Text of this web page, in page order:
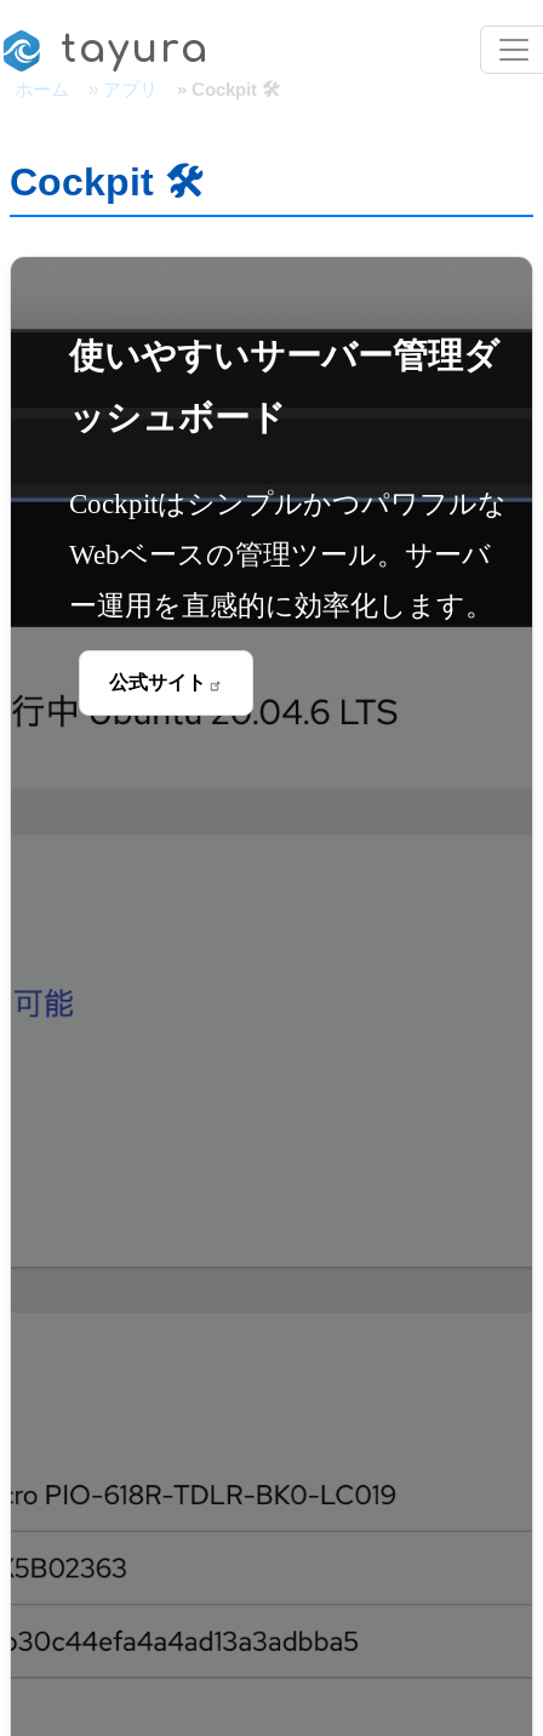
tayura
ホーム アプリ Cockpit 🛠️
Cockpit 🛠️
使いやすいサーバー管理ダ
ッシュボード
Cockpitはシンプルかつパワフルな
Webベースの管理ツール。サーバ
ー運用を直感的に効率化します。
公式サイト